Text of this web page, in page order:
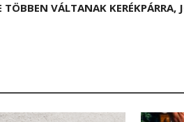
TÖBBEN VÁLTANAK KERÉKPÁRRA,